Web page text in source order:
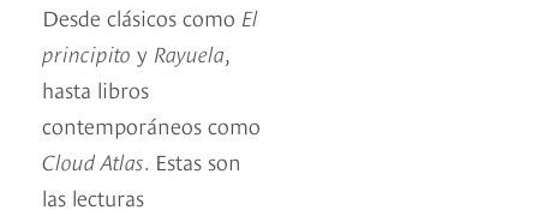
Desde clásicos como El
principito y Rayuela,
hasta libros
contemporáneos como
Cloud Atlas. Estas son
las lecturas